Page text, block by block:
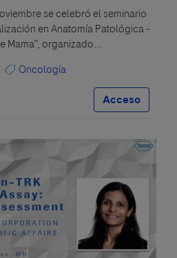
se celebró el seminario
en Anatomía Patológica -
Mama”, organizado...
Oncología
Acceso